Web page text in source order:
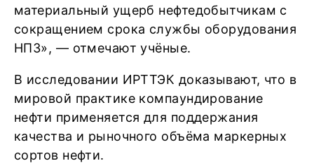
материальный ущерб нефтедобытчикам с
сокращением срока службы оборудования
НПЗ», — отмечают учёные.
В исследовании ИРТТЭК доказывают, что в
мировой практике компаундирование
нефти применяется для поддержания
качества и рыночного объёма маркерных
сортов нефти.